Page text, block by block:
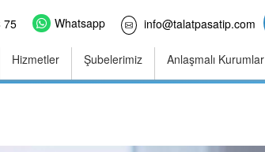
75 Whatsapp info@talatpasatip.com
Hizmetler Şubelerimiz Anlaşmalı Kurumlar